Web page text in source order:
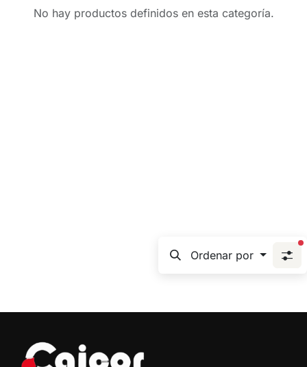
No hay productos definidos en esta categoría.
Ordenar por